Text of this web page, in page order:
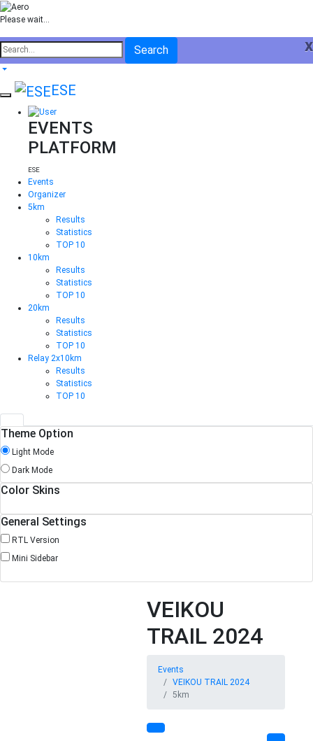
Please wait...
x
Search
ESE
EVENTS
PLATFORM
ESE
Events
Organizer
5km
Results
Statistics
TOP 10
10km
Results
Statistics
TOP 10
20km
Results
Statistics
TOP 10
Relay 2x10km
Results
Statistics
TOP 10
Theme Option
Light Mode
Dark Mode
Color Skins
General Settings
RTL Version
Mini Sidebar
VEIKOU
TRAIL 2024
Events
VEIKOU TRAIL 2024
5km